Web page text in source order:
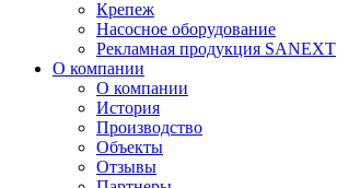
Крепеж
Насосное оборудование
Рекламная продукция SANEXT
О компании
О компании
История
Производство
Объекты
Отзывы